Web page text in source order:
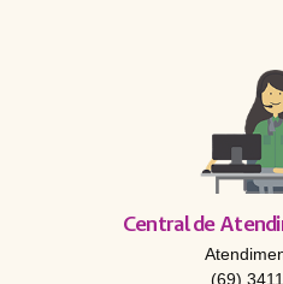
Central de
(69)